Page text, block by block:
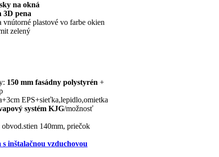
na okná
3D pena
plastové vo farbe okien
zelený
150 mm fasádny polystyrén +
EPS+sieťka,lepidlo,omietka
systém KJG/možnosť
140mm, priečok
inštalačnou vzduchovou